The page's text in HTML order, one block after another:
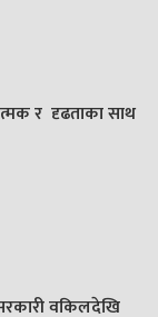
र दृढताका साथ
वकिलदेखि